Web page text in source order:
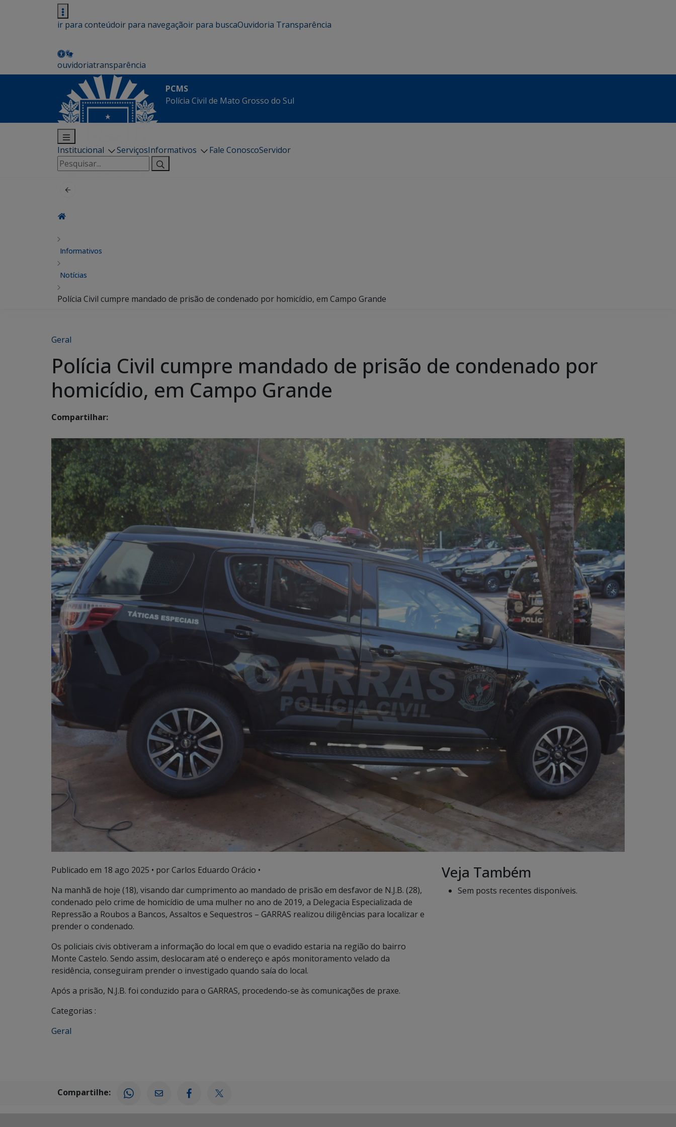
ir para conteúdoir para navegaçãoir para buscaOuvidoria Transparência
ouvidoriatransparência
PCMS
Polícia Civil de Mato Grosso do Sul
Institucional ServiçosInformativos Fale ConoscoServidor
Pesquisar
por:
Informativos
Notícias
Polícia Civil cumpre mandado de prisão de condenado por homicídio, em Campo Grande
Geral
Polícia Civil cumpre mandado de prisão de condenado por
homicídio, em Campo Grande
Compartilhar:
Publicado em 18 ago 2025 • por Carlos Eduardo Orácio •
Na manhã de hoje (18), visando dar cumprimento ao mandado de prisão em desfavor de N.J.B. (28),
condenado pelo crime de homicídio de uma mulher no ano de 2019, a Delegacia Especializada de
Repressão a Roubos a Bancos, Assaltos e Sequestros – GARRAS realizou diligências para localizar e
prender o condenado.
Os policiais civis obtiveram a informação do local em que o evadido estaria na região do bairro
Monte Castelo. Sendo assim, deslocaram até o endereço e após monitoramento velado da
residência, conseguiram prender o investigado quando saía do local.
Após a prisão, N.J.B. foi conduzido para o GARRAS, procedendo-se às comunicações de praxe.
Categorias :
Geral
Veja Também
Sem posts recentes disponíveis.
Compartilhe: